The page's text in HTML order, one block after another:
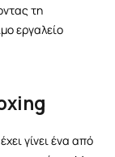
τη
εργαλείο
γίνει ένα από